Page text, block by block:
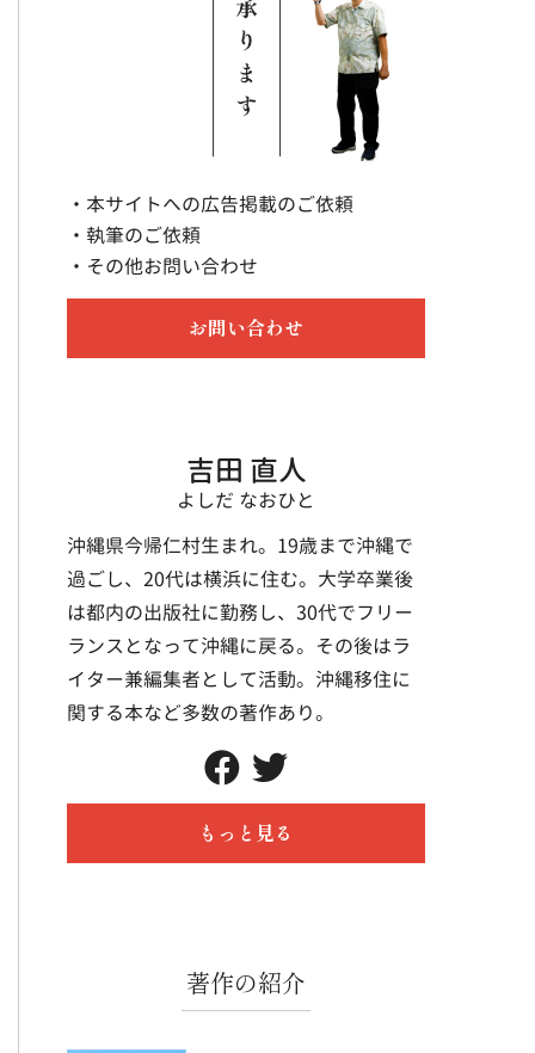
・本サイトへの広告掲載のご依頼
・執筆のご依頼
・その他お問い合わせ
お問い合わせ
吉田 直人
よしだ なおひと
沖縄県今帰仁村生まれ。19歳まで沖縄で
過ごし、20代は横浜に住む。大学卒業後
は都内の出版社に勤務し、30代でフリー
ランスとなって沖縄に戻る。その後はラ
イター兼編集者として活動。沖縄移住に
関する本など多数の著作あり。
もっと見る
著作の紹介